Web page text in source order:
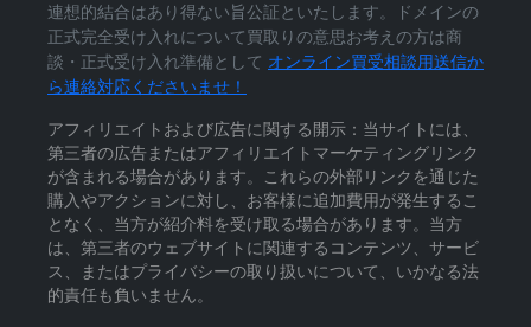
連想的結合はあり得ない旨公証といたします。ドメインの
正式完全受け入れについて買取りの意思お考えの方は商
談・正式受け入れ準備として オンライン買受相談用送信か
ら連絡対応くださいませ！
アフィリエイトおよび広告に関する開示：当サイトには、
第三者の広告またはアフィリエイトマーケティングリンク
が含まれる場合があります。これらの外部リンクを通じた
購入やアクションに対し、お客様に追加費用が発生するこ
となく、当方が紹介料を受け取る場合があります。当方
は、第三者のウェブサイトに関連するコンテンツ、サービ
ス、またはプライバシーの取り扱いについて、いかなる法
的責任も負いません。